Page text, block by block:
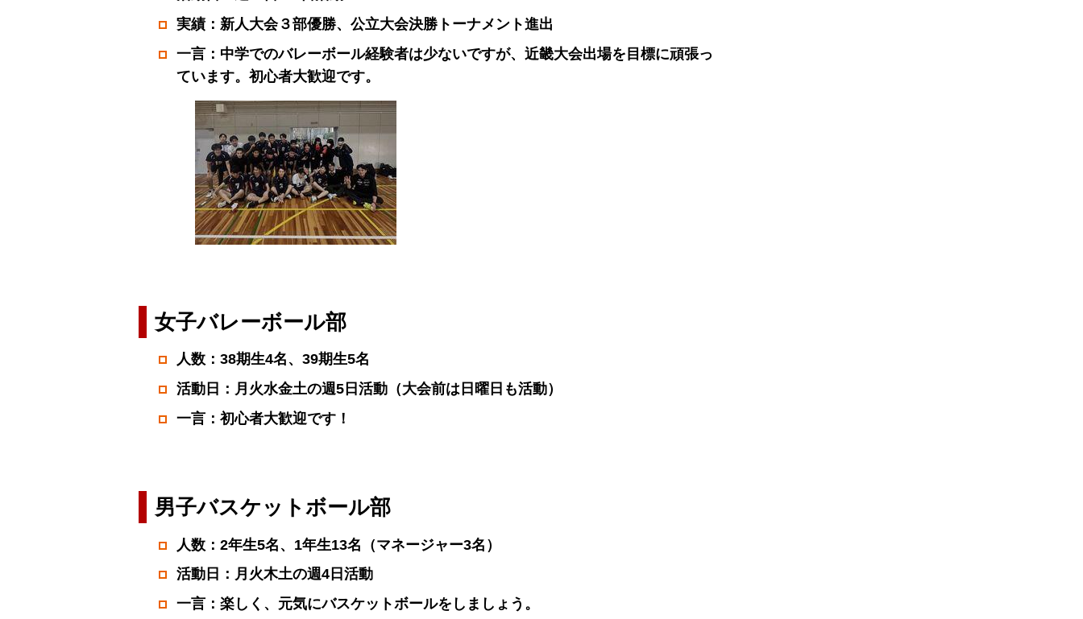
実績：新人大会３部優勝、公立大会決勝トーナメント進出
一言：中学でのバレーボール経験者は少ないですが、近畿大会出場を目標に頑張っ
ています。初心者大歓迎です。
女子バレーボール部
人数：38期生4名、39期生5名
活動日：月火水金土の週5日活動（大会前は日曜日も活動）
一言：初心者大歓迎です！
男子バスケットボール部
人数：2年生5名、1年生13名（マネージャー3名）
活動日：月火木土の週4日活動
一言：楽しく、元気にバスケットボールをしましょう。